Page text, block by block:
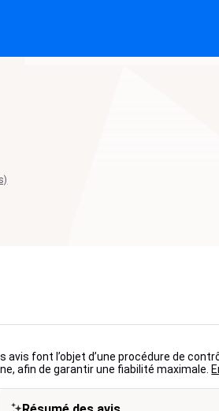
font l’objet d’une procédure de
afin de garantir une fiabilité maximale.